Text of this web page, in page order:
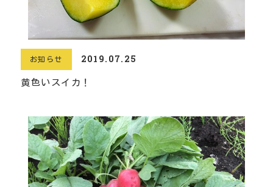
お知らせ 2019.07.25
黄色いスイカ！